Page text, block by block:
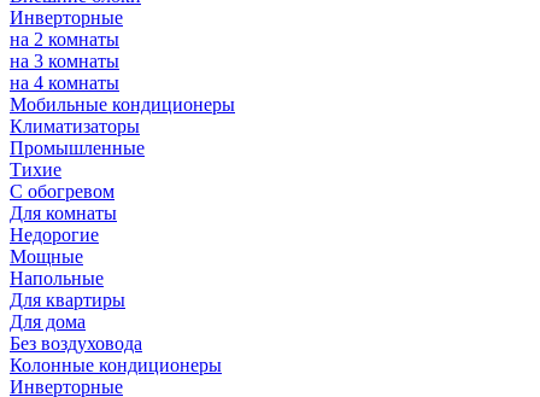
Инверторные
на 2 комнаты
на 3 комнаты
на 4 комнаты
Мобильные кондиционеры
Климатизаторы
Промышленные
Тихие
С обогревом
Для комнаты
Недорогие
Мощные
Напольные
Для квартиры
Для дома
Без воздуховода
Колонные кондиционеры
Инверторные